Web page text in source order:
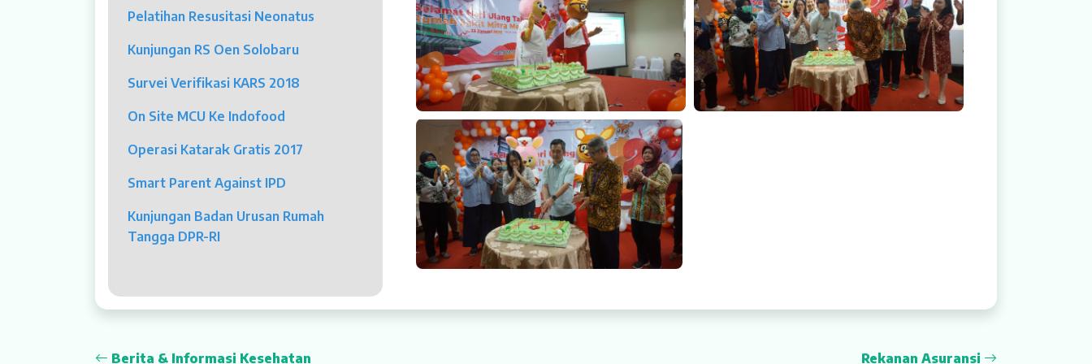
Dokter Spesialis
Dokter Umum
Rawat Jalan
Kamar Operasi
Pelatihan Resusitasi Neonatus
Kunjungan RS Oen Solobaru
Survei Verifikasi KARS 2018
On Site MCU Ke Indofood
Operasi Katarak Gratis 2017
Smart Parent Against IPD
Kunjungan Badan Urusan Rumah
Tangga DPR-RI
Berita & Informasi Kesehatan Rekanan Asuransi